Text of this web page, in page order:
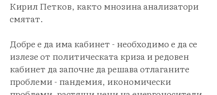
Кирил Петков, както мнозина анализатори
смятат.
Добре е да има кабинет - необходимо е да се
излезе от политическата криза и редовен
кабинет да започне да решава отлаганите
проблеми - пандемия, икономически